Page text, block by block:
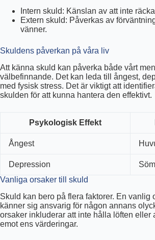
Intern skuld: Känslan av att inte
Extern skuld: Påverkas av
vänner.
Skuldens påverkan på våra liv
Att känna skuld kan påverka både vårt
välbefinnande. Det kan leda till ångest,
med fysisk stress. Det är viktigt att
skulden för att kunna hantera den effektivt.
Psykologisk Effekt
Ångest
Depression
Vanliga orsaker till skuld
Skuld kan bero på flera faktorer. En vanlig
känner sig ansvarig för någon annans
orsaker inkluderar att inte hålla löften eller
emot ens värderingar.